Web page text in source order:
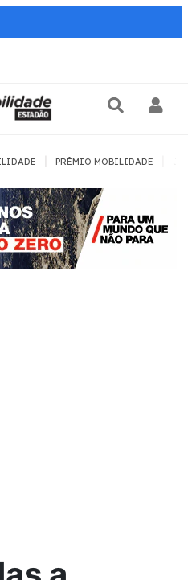
PRÊMIO MOBILIDADE